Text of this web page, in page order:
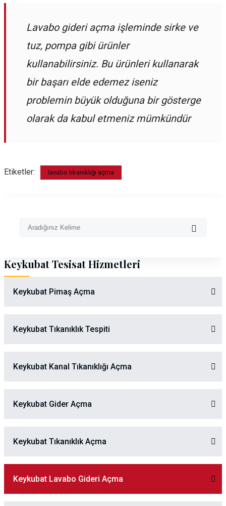
Lavabo gideri açma işleminde sirke ve
tuz, pompa gibi ürünler
kullanabilirsiniz. Bu ürünleri kullanarak
bir başarı elde edemez iseniz
problemin büyük olduğuna bir gösterge
olarak da kabul etmeniz mümkündür
Etiketler: lavabo tıkanıklığı açma
Keykubat Tesisat Hizmetleri
Keykubat Pimaş Açma
Keykubat Tıkanıklık Tespiti
Keykubat Kanal Tıkanıklığı Açma
Keykubat Gider Açma
Keykubat Tıkanıklık Açma
Keykubat Lavabo Gideri Açma